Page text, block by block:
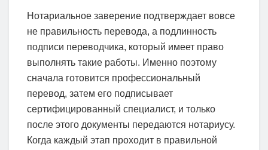
Нотариальное заверение подтверждает вовсе
не правильность перевода, а подлинность
подписи переводчика, который имеет право
выполнять такие работы. Именно поэтому
сначала готовится профессиональный
перевод, затем его подписывает
сертифицированный специалист, и только
после этого документы передаются нотариусу.
Когда каждый этап проходит в правильной